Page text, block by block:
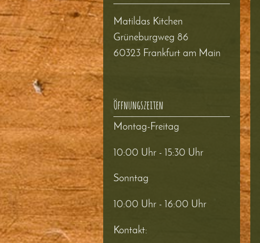
Matildas Kitchen
Grüneburgweg 86
60323 Frankfurt am Main
Öffnungszeiten
Montag-Freitag
10:00 Uhr - 15:30 Uhr
Sonntag
10:00 Uhr - 16:00 Uhr
Kontakt: